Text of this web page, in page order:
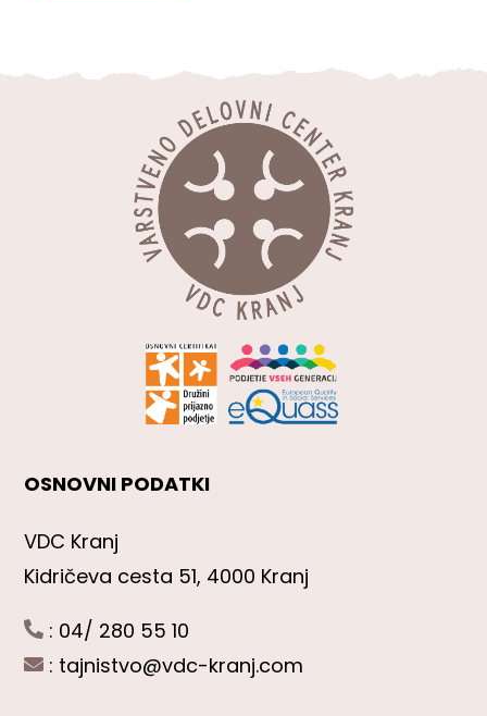
OSNOVNI PODATKI
VDC Kranj
Kidričeva cesta 51, 4000 Kranj
: 04/ 280 55 10
: tajnistvo@vdc-kranj.com